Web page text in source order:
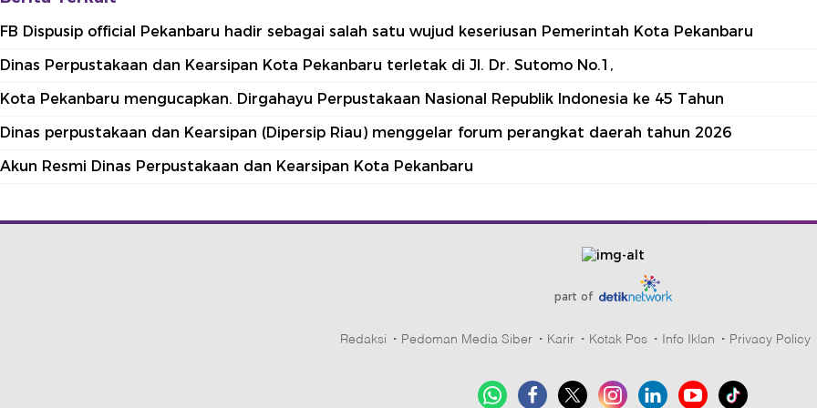
FB Dispusip official Pekanbaru hadir sebagai salah satu wujud keseriusan Pemerintah Kota Pekanbaru
Dinas Perpustakaan dan Kearsipan Kota Pekanbaru terletak di Jl. Dr. Sutomo No.1,
Kota Pekanbaru mengucapkan. Dirgahayu Perpustakaan Nasional Republik Indonesia ke 45 Tahun
Dinas perpustakaan dan Kearsipan (Dipersip Riau) menggelar forum perangkat daerah tahun 2026
Akun Resmi Dinas Perpustakaan dan Kearsipan Kota Pekanbaru
part of
Redaksi Pedoman Media Siber Karir Kotak Pos Info Iklan Privacy Policy